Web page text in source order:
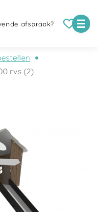
afspraak?
rvs (2)